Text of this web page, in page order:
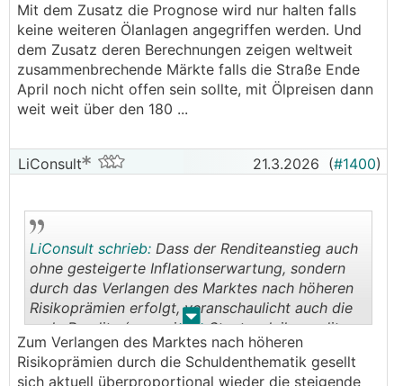
Mit dem Zusatz die Prognose wird nur halten falls
keine weiteren Ölanlagen angegriffen werden. Und
dem Zusatz deren Berechnungen zeigen weltweit
zusammenbrechende Märkte falls die Straße Ende
April noch nicht offen sein sollte, mit Ölpreisen dann
weit weit über den 180 ...
LiConsult 21.3.2026 (#1400)
. .
LiConsult schrieb: Dass der Renditeanstieg auch
ohne gesteigerte Inflationserwartung, sondern
durch das Verlangen des Marktes nach höheren
Risikoprämien erfolgt, veranschaulicht auch die
reale Rendite (= nominale Staatsanleiherendite
minus erwartete Inflationsrate).
Zum Verlangen des Marktes nach höheren
Risikoprämien durch die Schuldenthematik gesellt
sich aktuell überproportional wieder die steigende